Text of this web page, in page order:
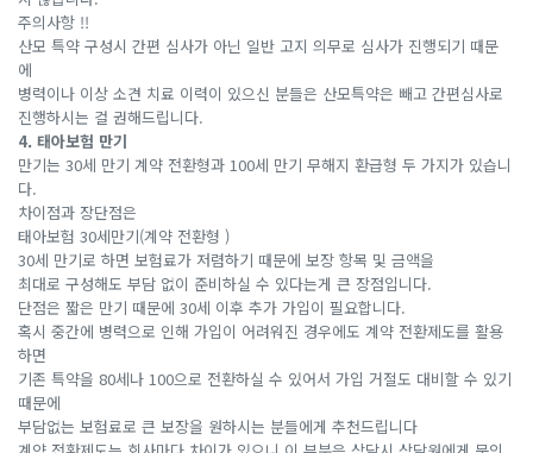
주의사항 !!
산모 특약 구성시 간편 심사가 아닌 일반 고지 의무로 심사가 진행되기 때문
에
병력이나 이상 소견 치료 이력이 있으신 분들은 산모특약은 빼고 간편심사로
진행하시는 걸 권해드립니다.
4. 태아보험 만기
만기는 30세 만기 계약 전환형과 100세 만기 무해지 환급형 두 가지가 있습니
다.
차이점과 장단점은
태아보험 30세만기(계약 전환형 )
30세 만기로 하면 보험료가 저렴하기 때문에 보장 항목 및 금액을
최대로 구성해도 부담 없이 준비하실 수 있다는게 큰 장점입니다.
단점은 짧은 만기 때문에 30세 이후 추가 가입이 필요합니다.
혹시 중간에 병력으로 인해 가입이 어려워진 경우에도 계약 전환제도를 활용
하면
기존 특약을 80세나 100으로 전환하실 수 있어서 가입 거절도 대비할 수 있기
때문에
부담없는 보험료로 큰 보장을 원하시는 분들에게 추천드립니다